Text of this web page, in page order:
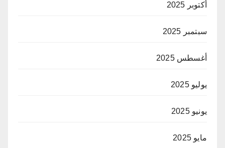
أكتوبر 2025
سبتمبر 2025
أغسطس 2025
يوليو 2025
يونيو 2025
مايو 2025